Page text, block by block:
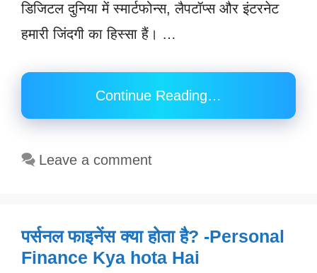
डिजिटल दुनिया में स्मार्टफोन्स, लैपटॉप्स और इंटरनेट
हमारी जिंदगी का हिस्सा हैं। …
Continue Reading…
Leave a comment
पर्सनल फाइनेंस क्या होता है? -Personal
Finance Kya hota Hai